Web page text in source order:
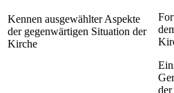
Kennen ausgewählter Aspekte
der gegenwärtigen Situation der
Kirche